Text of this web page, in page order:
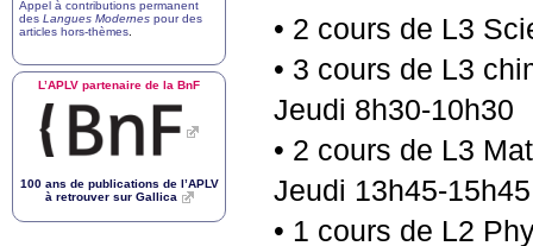
• 2 cours de L3
• 3 cours de L3
Jeudi 8h30-10h30
• 2 cours de L3
Jeudi 13h45-15h45
• 1 cours de L2
Appel à contributions permanent
des Langues Modernes pour des
articles hors-thèmes
L’APLV partenaire de la BnF
100 ans de publications de l’APLV
à retrouver sur Gallica